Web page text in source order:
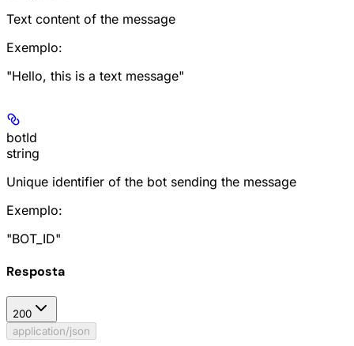
Text content of the message
Exemplo:
"Hello, this is a text message"
botId
string
Unique identifier of the bot sending the message
Exemplo:
"BOT_ID"
Resposta
200
application/json